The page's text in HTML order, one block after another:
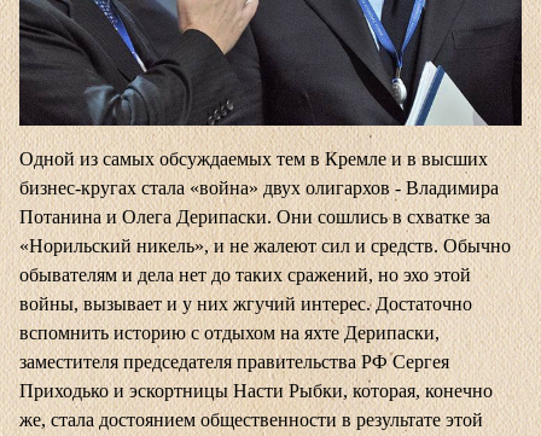
Одной из самых обсуждаемых тем в Кремле и в высших
бизнес-кругах стала «война» двух олигархов - Владимира
Потанина и Олега Дерипаски. Они сошлись в схватке за
«Норильский никель», и не жалеют сил и средств. Обычно
обывателям и дела нет до таких сражений, но эхо этой
войны, вызывает и у них жгучий интерес. Достаточно
вспомнить историю с отдыхом на яхте Дерипаски,
заместителя председателя правительства РФ Сергея
Приходько и эскортницы Насти Рыбки, которая, конечно
же, стала достоянием общественности в результате этой